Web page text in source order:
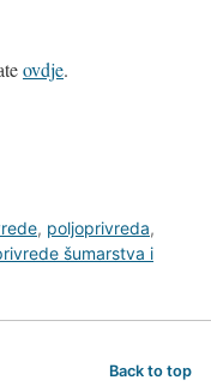
ovdje.
, poljoprivreda,
šumarstva i
Back to top